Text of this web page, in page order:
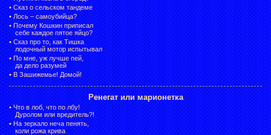
• Сказ о сельском тандеме
• Лось – самоубийца?
• Почему Кошкин приписал
себе каждое пятое яйцо?
• Сказ про то, как Тишка
лодочный мотор испытывал
• По мне, уж лучше пей,
да дело разумей
• В Зашижемье! Домой!
Ренегат или марионетка
• Что в лоб, что по лбу!
Дуролом или вредитель?!
• На зеркало неча пенять,
коли рожа крива